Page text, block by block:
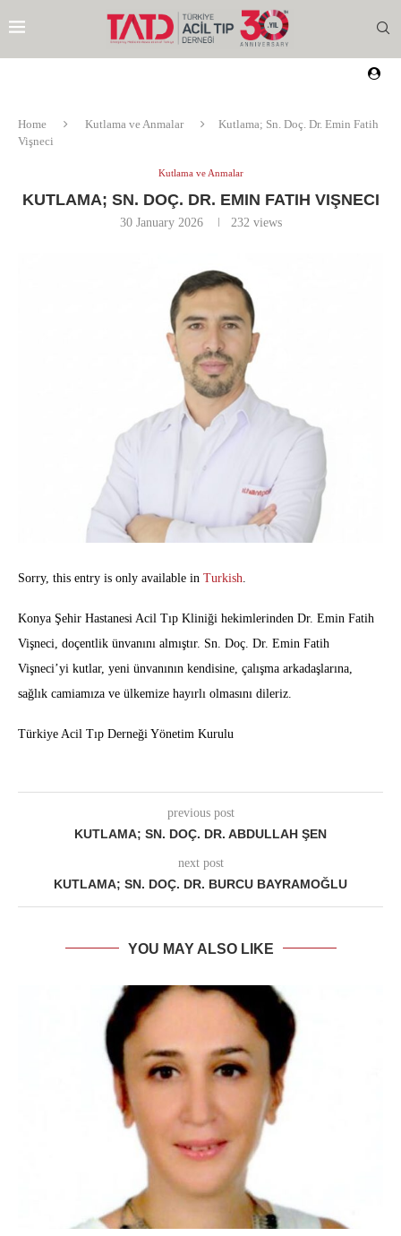
Home Kutlama ve Anmalar
Kutlama; Sn. Doç. Dr. Emin Fatih
Vişneci
Kutlama ve Anmalar
KUTLAMA; SN. DOÇ. DR. EMIN FATIH VIŞNECI
30 January 2026 232 views
Sorry, this entry is only available in Turkish
Konya Şehir Hastanesi Acil Tıp Kliniği hekimlerinden Dr. Emin Fatih
Vişneci, doçentlik ünvanını almıştır. Sn. Doç. Dr. Emin Fatih
Vişneci’yi kutlar, yeni ünvanının kendisine, çalışma arkadaşlarına,
sağlık camiamıza ve ülkemize hayırlı olmasını dileriz.
Türkiye Acil Tıp Derneği Yönetim Kurulu
previous post
KUTLAMA; SN. DOÇ. DR. ABDULLAH ŞEN
next post
KUTLAMA; SN. DOÇ. DR. BURCU BAYRAMOĞLU
YOU MAY ALSO LIKE